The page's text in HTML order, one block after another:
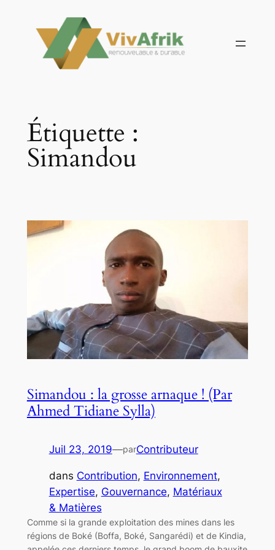
contenu
Étiquette :
Simandou
Simandou : la grosse arnaque ! (Par
Ahmed Tidiane Sylla)
Juil 23, 2019—parContributeur
dans Contribution, Environnement
Expertise, Gouvernance, Matériaux
& Matières
Comme si la grande exploitation des mines dans les
régions de Boké (Boffa, Boké, Sangarédi) et de Kindia,